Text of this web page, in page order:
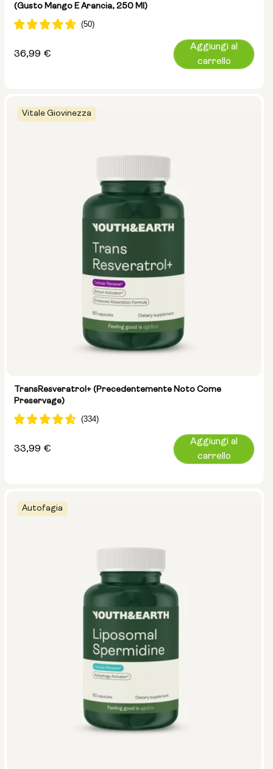
(gusto Mango E Arancia, 250 Ml)
Prezzo
36,99 €
Aggiungi al
carrello
Vitale Giovinezza
TransResveratrol+ (precedentemente Noto Come
Preservage)
Prezzo
33,99 €
Aggiungi al
carrello
Autofagia